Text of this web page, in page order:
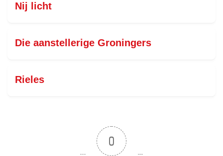
Nij licht
Die aanstellerige Groningers
Rieles
0